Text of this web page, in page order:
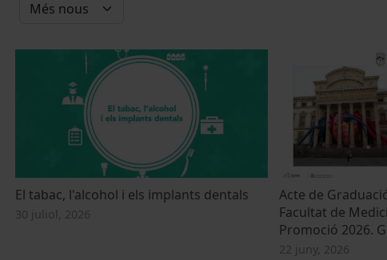
El tabac, l'alcohol i els implants dentals
30 juliol, 2026
Acte de
Facultat de
Promoció 2026.
22 juny, 2026